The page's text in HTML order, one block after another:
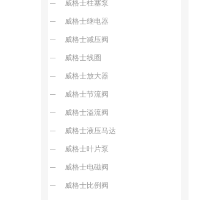
威格士柱塞泵
威格士继电器
威格士减压阀
威格士线圈
威格士放大器
威格士节流阀
威格士溢流阀
威格士液压马达
威格士叶片泵
威格士电磁阀
威格士比例阀